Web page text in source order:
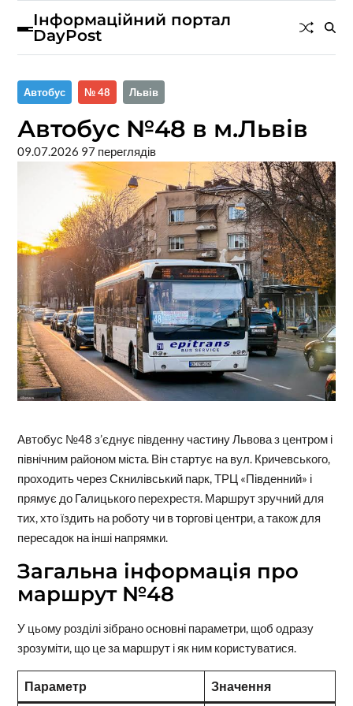
Інформаційний портал
DayPost
Автобус № 48 Львів
Автобус №48 в м.Львів
09.07.2026 97 переглядів
Автобус №48 з’єднує південну частину Львова з центром і
північним районом міста. Він стартує на вул. Кричевського,
проходить через Скнилівський парк, ТРЦ «Південний» і
прямує до Галицького перехрестя. Маршрут зручний для
тих, хто їздить на роботу чи в торгові центри, а також для
пересадок на інші напрямки.
Загальна інформація про
маршрут №48
У цьому розділі зібрано основні параметри, щоб одразу
зрозуміти, що це за маршрут і як ним користуватися.
Параметр Значення